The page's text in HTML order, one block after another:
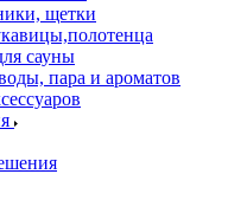
щетки
сауны
пара и ароматов